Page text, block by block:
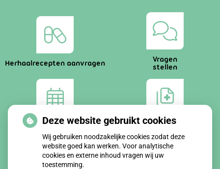
Herhaalrecepten aanvragen
Vragen
stellen
Afspraken
maken
Dossier
bekijken
Deze website gebruikt cookies
Wij gebruiken noodzakelijke cookies zodat deze
website goed kan werken. Voor analytische
cookies en externe inhoud vragen wij uw
toestemming.